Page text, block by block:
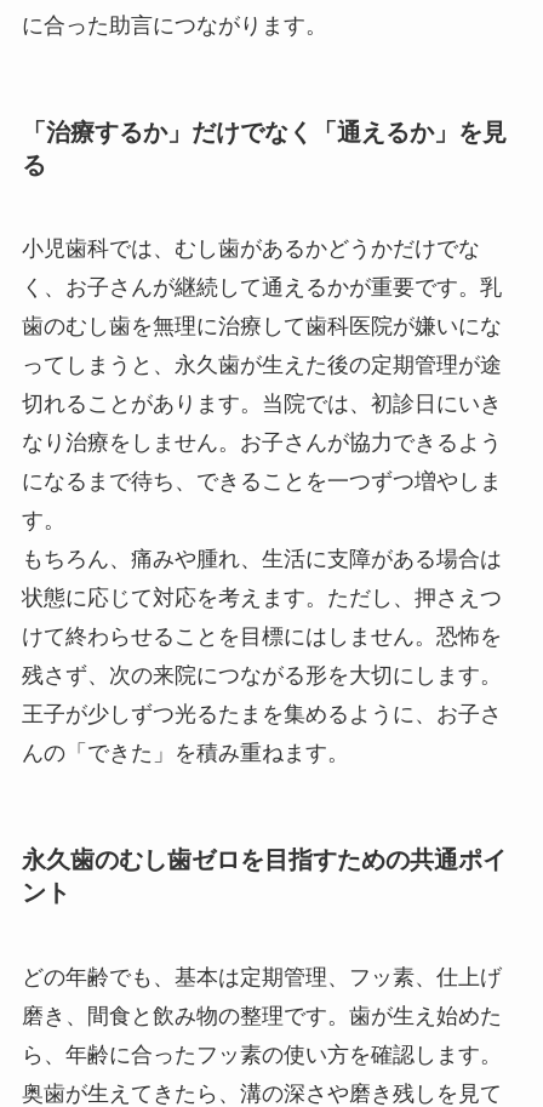
に合った助言につながります。
「治療するか」だけでなく「通えるか」を見
る
小児歯科では、むし歯があるかどうかだけでな
く、お子さんが継続して通えるかが重要です。乳
歯のむし歯を無理に治療して歯科医院が嫌いにな
ってしまうと、永久歯が生えた後の定期管理が途
切れることがあります。当院では、初診日にいき
なり治療をしません。お子さんが協力できるよう
になるまで待ち、できることを一つずつ増やしま
す。
もちろん、痛みや腫れ、生活に支障がある場合は
状態に応じて対応を考えます。ただし、押さえつ
けて終わらせることを目標にはしません。恐怖を
残さず、次の来院につながる形を大切にします。
王子が少しずつ光るたまを集めるように、お子さ
んの「できた」を積み重ねます。
永久歯のむし歯ゼロを目指すための共通ポイ
ント
どの年齢でも、基本は定期管理、フッ素、仕上げ
磨き、間食と飲み物の整理です。歯が生え始めた
ら、年齢に合ったフッ素の使い方を確認します。
奥歯が生えてきたら、溝の深さや磨き残しを見て